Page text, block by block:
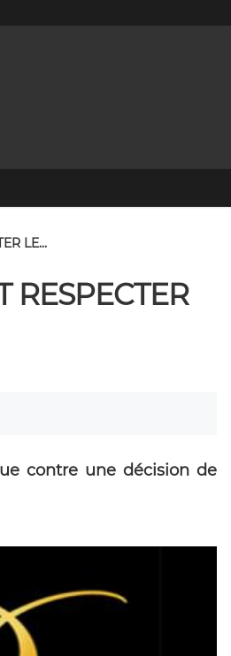
LE...
RESPECTER
contre une décision de